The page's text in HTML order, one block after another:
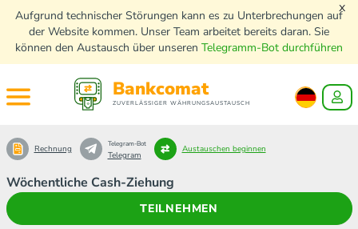
Aufgrund technischer Störungen kann es zu Unterbrechungen auf
der Website kommen. Unser Team arbeitet bereits daran. Sie
können den Austausch über unseren Telegramm-Bot durchführen
x
Bankcomat
ZUVERLÄSSIGER WÄHRUNGSAUSTAUSCH
Wöchentliche Cash-Ziehung
TEILNEHMEN
Rechnung Telegram-Bot
Telegram
Austauschen beginnen